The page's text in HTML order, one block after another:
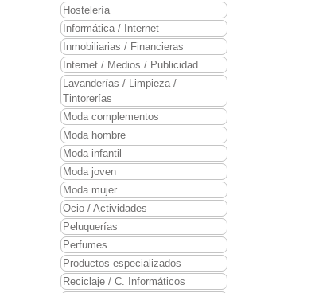
Hostelería
Informática / Internet
Inmobiliarias / Financieras
Internet / Medios / Publicidad
Lavanderías / Limpieza /
Tintorerías
Moda complementos
Moda hombre
Moda infantil
Moda joven
Moda mujer
Ocio / Actividades
Peluquerías
Perfumes
Productos especializados
Reciclaje / C. Informáticos